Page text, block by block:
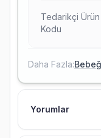
Tedarikçi Ürün
Kodu
Daha Fazla:
Yorumlar